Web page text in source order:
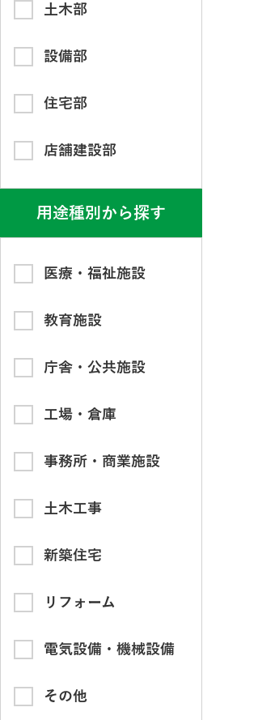
土木部
設備部
住宅部
店舗建設部
用途種別から探す
医療・福祉施設
教育施設
庁舎・公共施設
工場・倉庫
事務所・商業施設
土木工事
新築住宅
リフォーム
電気設備・機械設備
その他